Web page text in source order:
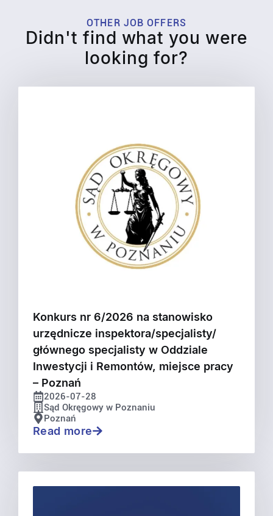
OTHER JOB OFFERS
Didn't find what you were
looking for?
Konkurs nr 6/2026 na stanowisko
urzędnicze inspektora/specjalisty/
głównego specjalisty w Oddziale
Inwestycji i Remontów, miejsce pracy
– Poznań
2026-07-28
Sąd Okręgowy w Poznaniu
Poznań
Read more